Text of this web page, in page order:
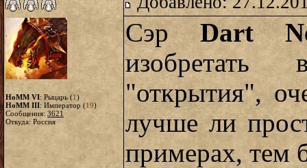
HoMM VI: Рыцарь (1)
HoMM III: Император (19)
Сообщения: 3621
Откуда: Россия
Сэр Dart
изобретать
"открытия",
лучше ли
примерах, тем